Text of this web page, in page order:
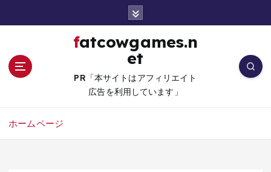
fatcowgames.n
et
PR「本サイトはアフィリエイト
広告を利用しています」
ホームページ